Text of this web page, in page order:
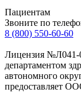
Пациентам
Звоните по
8 (800) 550-60-60
Лицензия №Л041-
департаментом
автономного
предоставляет